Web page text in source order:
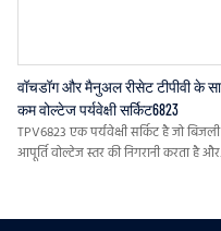
वॉचडॉग और मैनुअल रीसेट टीपीवी के
कम वोल्टेज पर्यवेक्षी सर्किट6823
TPV6823 एक पर्यवेक्षी सर्किट है जो
आपूर्ति वोल्टेज स्तर की निगरानी करता है और